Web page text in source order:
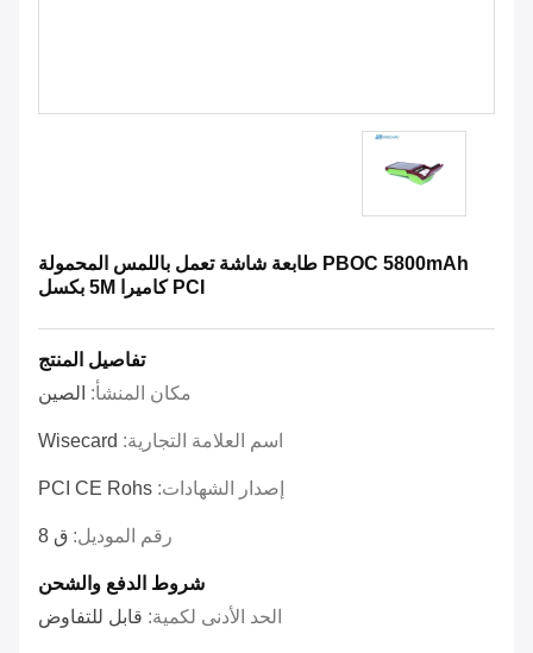
PBOC 5800mAh طابعة شاشة تعمل باللمس المحمولة
PCI كاميرا 5M بكسل
تفاصيل المنتج
مكان المنشأ: الصين
اسم العلامة التجارية: Wisecard
إصدار الشهادات: PCI CE Rohs
رقم الموديل: ق 8
شروط الدفع والشحن
الحد الأدنى لكمية: قابل للتفاوض